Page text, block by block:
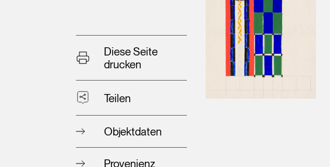
Diese Seite
drucken
Teilen
Objektdaten
Provenienz